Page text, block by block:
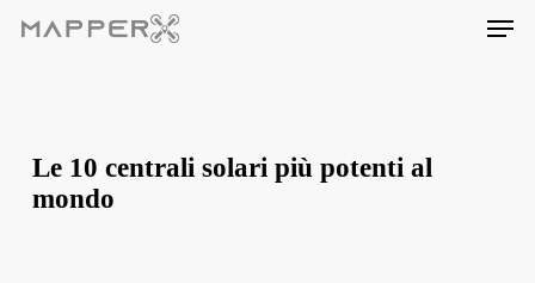
Menu
Le 10 centrali solari più potenti al
mondo